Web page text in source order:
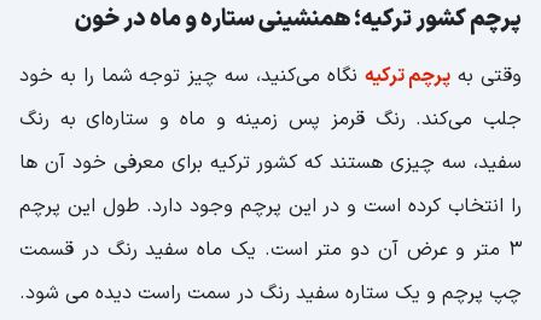
پرچم کشور ترکیه؛ همنشینی ستاره و ماه در خون
وقتی به پرچم ترکیه نگاه می‌کنید، سه چیز توجه شما را به خود
جلب می‌کند. رنگ قرمز پس زمینه و ماه و ستاره‌ای به رنگ
سفید، سه چیزی هستند که کشور ترکیه برای معرفی خود آن ها
را انتخاب کرده است و در این پرچم وجود دارد. طول این پرچم
3 متر و عرض آن دو متر است. یک ماه سفید رنگ در قسمت
چپ پرچم و یک ستاره سفید رنگ در سمت راست دیده می شود.